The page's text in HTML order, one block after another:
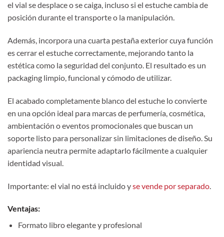
el vial se desplace o se caiga, incluso si el estuche cambia de
posición durante el transporte o la manipulación.
Además, incorpora una cuarta pestaña exterior cuya función
es cerrar el estuche correctamente, mejorando tanto la
estética como la seguridad del conjunto. El resultado es un
packaging limpio, funcional y cómodo de utilizar.
El acabado completamente blanco del estuche lo convierte
en una opción ideal para marcas de perfumería, cosmética,
ambientación o eventos promocionales que buscan un
soporte listo para personalizar sin limitaciones de diseño. Su
apariencia neutra permite adaptarlo fácilmente a cualquier
identidad visual.
Importante: el vial no está incluido yse vende por separado
Ventajas:
Formato libro elegante y profesional